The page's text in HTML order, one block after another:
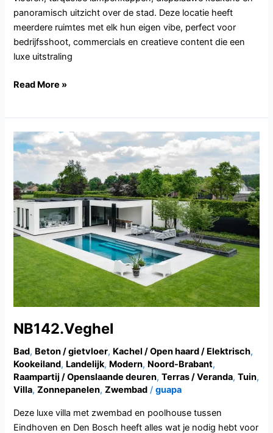
panoramisch uitzicht over de stad. Deze locatie heeft
meerdere ruimtes met elk hun eigen vibe, perfect voor
bedrijfsshoot, commercials en creatieve content die een
luxe uitstraling
Read More »
NB142.Veghel
Bad, Beton / gietvloer, Kachel / Open haard / Elektrisch,
Kookeiland, Landelijk, Modern, Noord-Brabant,
Raampartij / Openslaande deuren,Terras / Veranda,Tuin,
Villa,Zonnepanelen,Zwembad /guapa
Deze luxe villa met zwembad en poolhouse tussen
Eindhoven en Den Bosch heeft alles wat je nodig hebt voor
NB142.Veghel